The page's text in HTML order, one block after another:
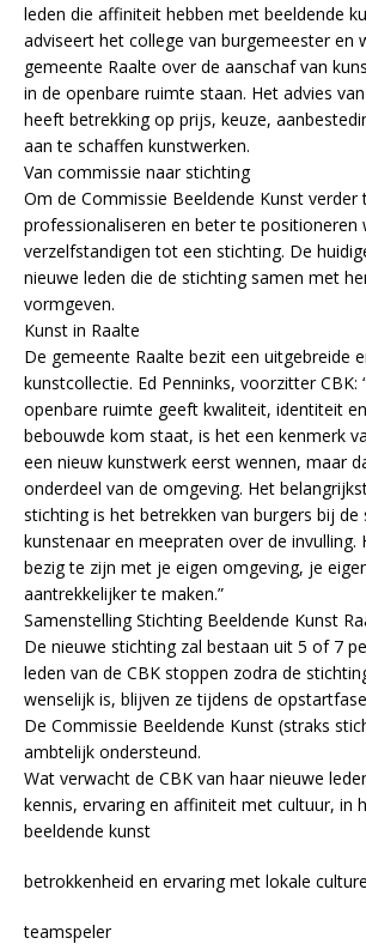
leden die affiniteit hebben met beeldende
adviseert het college van burgemeester en
gemeente Raalte over de aanschaf van
in de openbare ruimte staan. Het advies
heeft betrekking op prijs, keuze,
aan te schaffen kunstwerken.
Van commissie naar stichting
Om de Commissie Beeldende Kunst verder
professionaliseren en beter te positioneren
verzelfstandigen tot een stichting. De
nieuwe leden die de stichting samen met
vormgeven.
Kunst in Raalte
De gemeente Raalte bezit een uitgebreide
kunstcollectie. Ed Penninks, voorzitter CBK:
openbare ruimte geeft kwaliteit, identiteit
bebouwde kom staat, is het een kenmerk
een nieuw kunstwerk eerst wennen, maar
onderdeel van de omgeving. Het
stichting is het betrekken van burgers bij de
kunstenaar en meepraten over de invulling.
bezig te zijn met je eigen omgeving, je
aantrekkelijker te maken.”
Samenstelling Stichting Beeldende Kunst
De nieuwe stichting zal bestaan uit 5 of 7
leden van de CBK stoppen zodra de
wenselijk is, blijven ze tijdens de
De Commissie Beeldende Kunst (straks
ambtelijk ondersteund.
Wat verwacht de CBK van haar nieuwe
kennis, ervaring en affiniteit met cultuur, in
beeldende kunst
betrokkenheid en ervaring met lokale
teamspeler